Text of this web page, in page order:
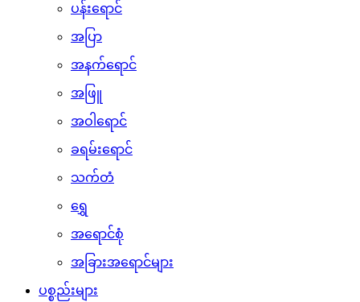
ပန်းရောင်
အပြာ
အနက်ရောင်
အဖြူ
အဝါရောင်
ခရမ်းရောင်
သက်တံ
ရွှေ
အရောင်စုံ
အခြားအရောင်များ
ပစ္စည်းများ